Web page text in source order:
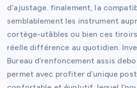
d’ajustage. finalement, la
semblablement les instrument
cortège-utâbles ou bien ces
réelle différence au quotidien.
Bureau d’renfoncement assis
permet avec profiter d’unique